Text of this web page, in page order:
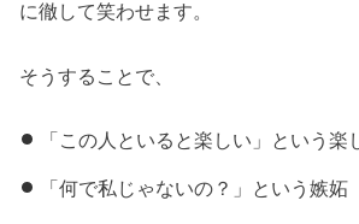
に徹して笑わせます。
そうすることで、
「この人といると楽しい」という楽
「何で私じゃないの？」という嫉妬